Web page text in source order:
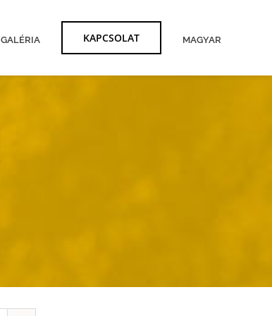
GALÉRIA KAPCSOLAT MAGYAR